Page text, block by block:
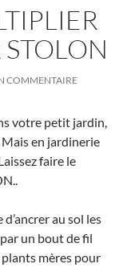
STOLON
COMMENTAIRE
votre petit jardin,
en jardinerie
faire le
au sol les
un bout de fil
mères pour